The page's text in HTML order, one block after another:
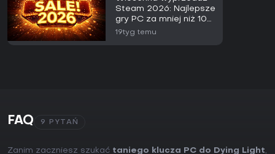
Steam 2026: Najlepsze
gry PC za mniej niż 10
zł
19tyg temu
FAQ 9 PYTAŃ
Zanim zaczniesz szukać taniego klucza PC do Dying Light,